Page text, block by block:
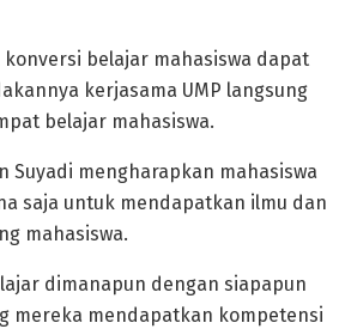
belajar mahasiswa dapat
kerjasama UMP langsung
belajar mahasiswa.
Suyadi mengharapkan mahasiswa
saja untuk mendapatkan ilmu dan
mahasiswa.
dimanapun dengan siapapun
mereka mendapatkan kompetensi